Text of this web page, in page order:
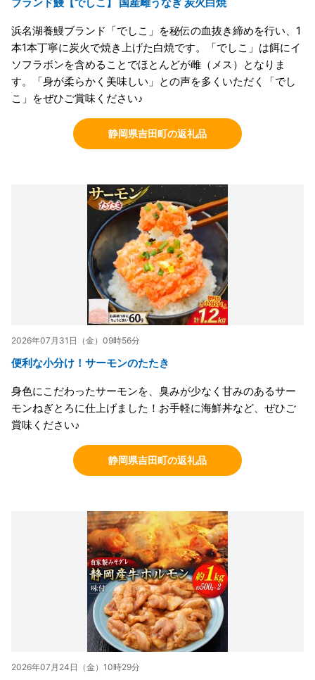
浜名湖養鰻ブランド「でしこ」を秘伝の血抜き締めを行い、1
本1本丁寧に炭火で焼き上げた白焼です。「でしこ」は餌にイ
ソフラボンを含めることでほとんどが雌（メス）となりま
す。「身が柔らかく美味しい」との声を多くいただく「でし
こ」をぜひご賞味ください♪
静岡県吉田町の返礼品
2026年07月31日（金）09時56分
便利な小分け！サーモンのたたき
身色にこだわったサーモンを、臭みが少なく甘みのあるサー
モンねぎとろに仕上げました！お手軽に海鮮丼など、ぜひご
賞味ください♪
静岡県吉田町の返礼品
2026年07月24日（金）10時29分